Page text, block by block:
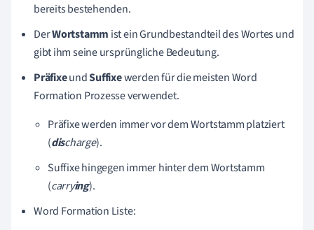
bereits bestehenden.
DerWortstamm ist ein Grundbestandteil des Wortes und
gibt ihm seine ursprüngliche Bedeutung.
PräfixeundSuffixewerden für die meisten Word
Formation Prozesse verwendet.
Präfixe werden immer vor dem Wortstamm platziert
(discharge).
Suffixe hingegen immer hinter dem Wortstamm
(carrying).
Word Formation Liste: